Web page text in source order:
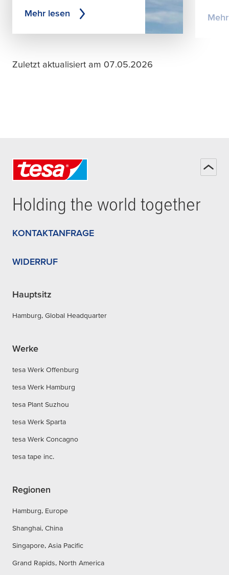
Mehr lesen
Zuletzt aktualisiert am 07.05.2026
Holding the world together
KONTAKTANFRAGE
WIDERRUF
Hauptsitz
Hamburg, Global Headquarter
Werke
tesa Werk Offenburg
tesa Werk Hamburg
tesa Plant Suzhou
tesa Werk Sparta
tesa Werk Concagno
tesa tape inc.
Regionen
Hamburg, Europe
Shanghai, China
Singapore, Asia Pacific
Grand Rapids, North America